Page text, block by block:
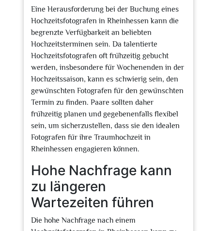
Eine Herausforderung bei der Buchung eines
Hochzeitsfotografen in Rheinhessen kann die
begrenzte Verfügbarkeit an beliebten
Hochzeitsterminen sein. Da talentierte
Hochzeitsfotografen oft frühzeitig gebucht
werden, insbesondere für Wochenenden in der
Hochzeitssaison, kann es schwierig sein, den
gewünschten Fotografen für den gewünschten
Termin zu finden. Paare sollten daher
frühzeitig planen und gegebenenfalls flexibel
sein, um sicherzustellen, dass sie den idealen
Fotografen für ihre Traumhochzeit in
Rheinhessen engagieren können.
Hohe Nachfrage kann
zu längeren
Wartezeiten führen
Die hohe Nachfrage nach einem